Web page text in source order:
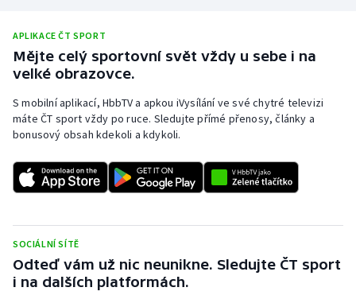
APLIKACE ČT SPORT
Mějte celý sportovní svět vždy u sebe i na
velké obrazovce.
S mobilní aplikací, HbbTV a apkou iVysílání ve své chytré televizi
máte ČT sport vždy po ruce. Sledujte přímé přenosy, články a
bonusový obsah kdekoli a kdykoli.
SOCIÁLNÍ SÍTĚ
Odteď vám už nic neunikne. Sledujte ČT sport
i na dalších platformách.